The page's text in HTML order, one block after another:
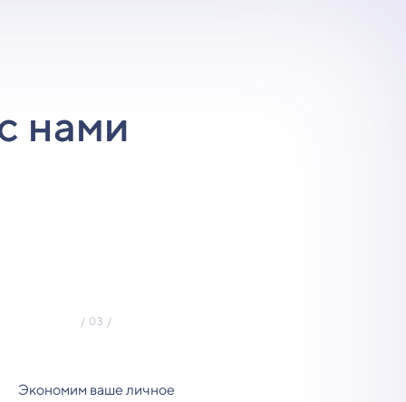
нами
Экономим ваше личное